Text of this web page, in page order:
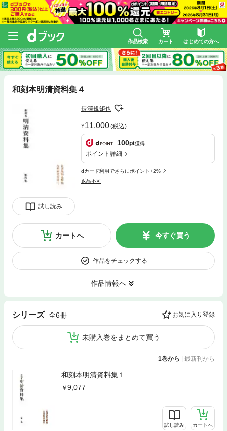
作品検索 カート はじめての方へ
和刻本明清資料集４
試し読み
長澤規矩也
11,000(税込)
100pt獲得
ポイント詳細
dカード利用でさらにポイント+2%
返品不可
カートへ 今すぐ買う
作品をチェックする
作品情報へ
シリーズ 全6冊 お気に入り登録
未購入巻をまとめて買う
1巻から 最新刊から
和刻本明清資料集１
9,077
試し読み カートへ